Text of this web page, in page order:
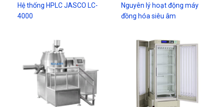
Hệ thống HPLC JASCO LC-
4000
Nguyên lý hoạt động máy
đồng hóa siêu âm